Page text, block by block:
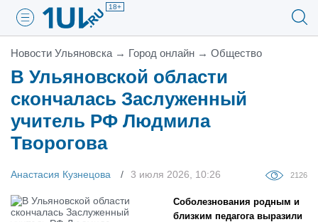
18+
Новости Ульяновска → Город онлайн → Общество
В Ульяновской области
скончалась Заслуженный
учитель РФ Людмила
Творогова
Анастасия Кузнецова 3 июля 2026, 10:26 2126
Соболезнования родным и
близким педагога выразили